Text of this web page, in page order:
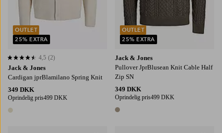
Jack & Jones
Cardigan jprBlamilano Spring Knit
349 DKK
Oprindelig pris499 DKK
1 farve
4,5 baseret på 2 bedømmelser
4,5 (2)
OUTLET
25% EXTRA
Jack & Jones
Pullover JprBlusean Knit Cable Half
Zip SN
349 DKK
Oprindelig pris499 DKK
1 farve
OUTLET
25% EXTRA